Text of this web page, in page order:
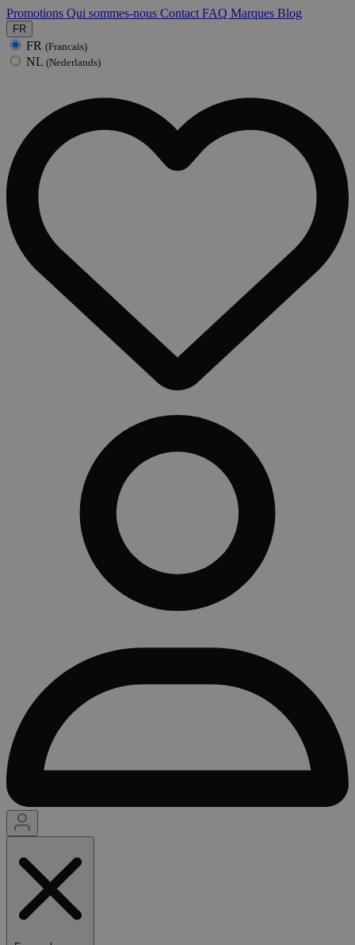
Promotions Qui sommes-nous Contact FAQ Marques Blog
FR
FR (Francais)
NL (Nederlands)